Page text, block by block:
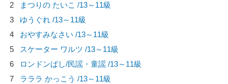
2
まつりの たいこ /13～11級
3
ゆうぐれ /13～11級
4
おやすみなさい /13～11級
5
スケーター ワルツ /13～11級
6
ロンドンばし/民謡・童謡 /13～11級
7
ラララ かっこう /13～11級